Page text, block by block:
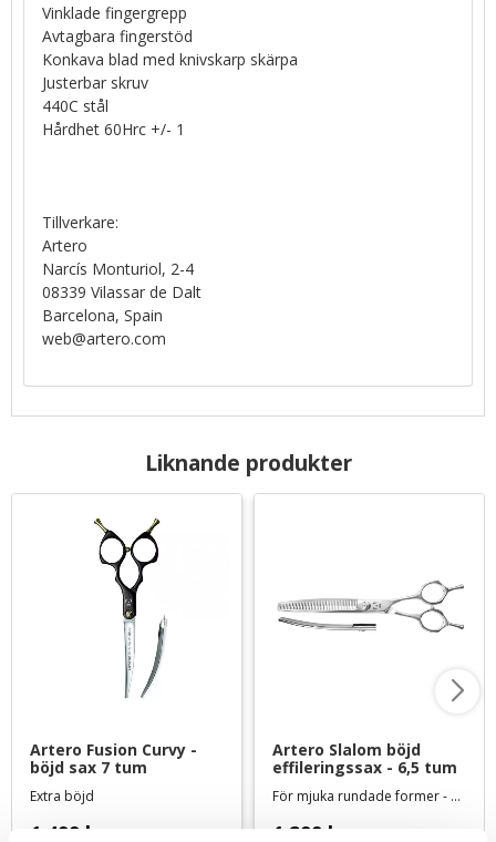
Vinklade fingergrepp
Avtagbara fingerstöd
Konkava blad med knivskarp skärpa
Justerbar skruv
440C stål
Hårdhet 60Hrc +/- 1
Tillverkare:
Artero
Narcís Monturiol, 2-4
08339 Vilassar de Dalt
Barcelona, Spain
web@artero.com
Liknande produkter
Artero Fusion Curvy -
böjd sax 7 tum
Extra böjd
1 499 kr
Artero Slalom böjd
effileringssax - 6,5 tum
För mjuka rundade former - 45 tänder
1 299 kr